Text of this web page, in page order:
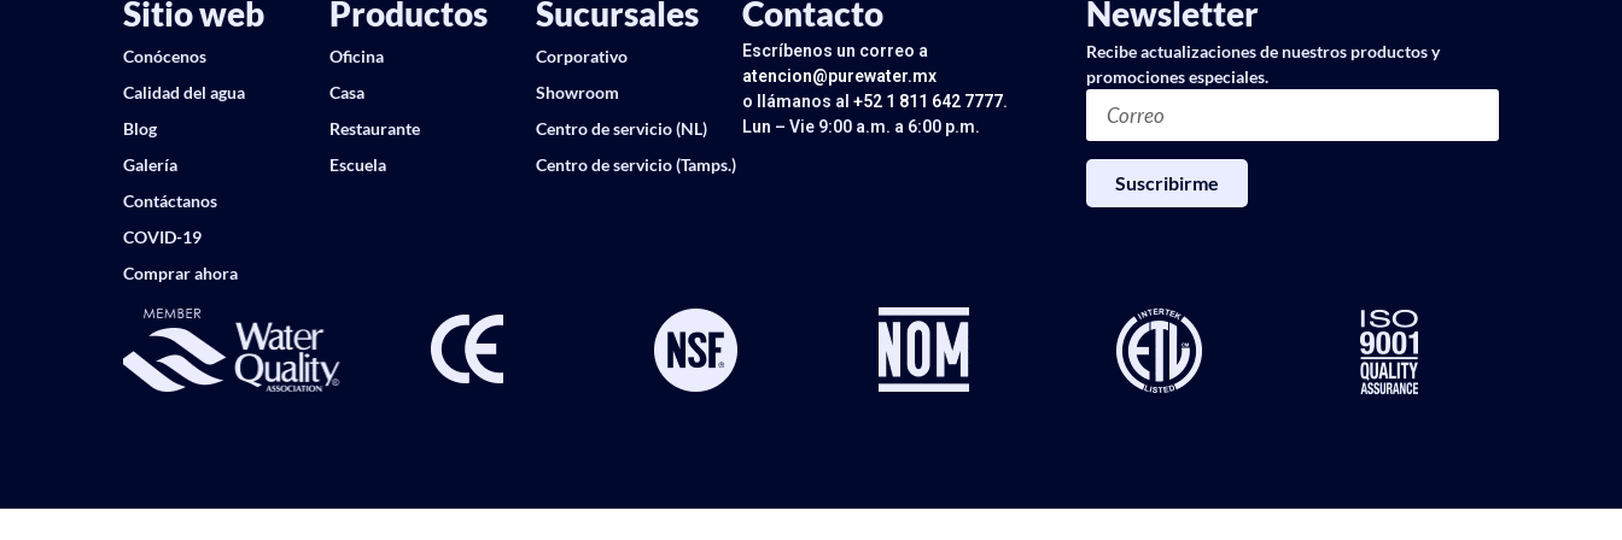
Sitio web
Conócenos
Calidad del agua
Blog
Galería
Contáctanos
COVID-19
Comprar ahora
Productos
Oficina
Casa
Restaurante
Escuela
Sucursales
Corporativo
Showroom
Centro de servicio (NL)
Centro de servicio (Tamps.)
Contacto
Escríbenos un correo a
atencion@purewater.mx
o llámanos al +52 1 811 642 7777.
Lun – Vie 9:00 a.m. a 6:00 p.m.
Newsletter
Recibe actualizaciones de nuestros productos y
promociones especiales.
Suscribirme